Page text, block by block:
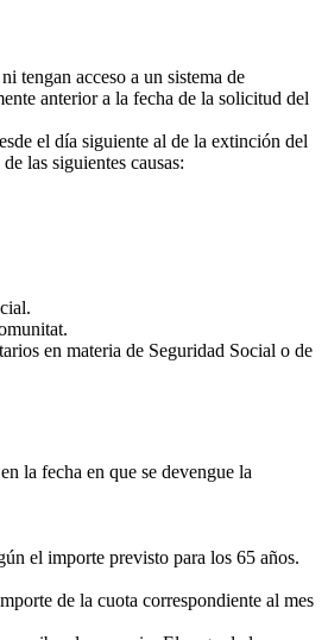
tengan acceso a un sistema de
anterior a la fecha de la solicitud del
el día siguiente al de la extinción del
las siguientes causas:
en materia de Seguridad Social o de
la fecha en que se devengue la
el importe previsto para los 65 años.
de la cuota correspondiente al mes